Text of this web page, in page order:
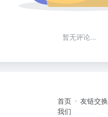
暂无评论...
首页 友链交换
我们